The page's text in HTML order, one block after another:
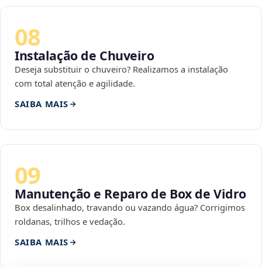
08
Instalação de Chuveiro
Deseja substituir o chuveiro? Realizamos a instalação
com total atenção e agilidade.
SAIBA MAIS
09
Manutenção e Reparo de Box de Vidro
Box desalinhado, travando ou vazando água? Corrigimos
roldanas, trilhos e vedação.
SAIBA MAIS